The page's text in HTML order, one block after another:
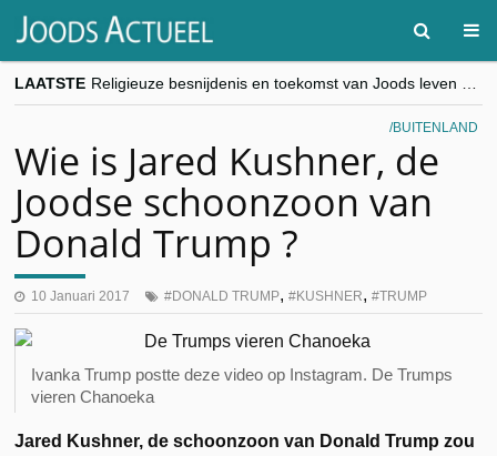
LAATSTE
“Besnijdenisdebat toont hoe moeilijk seculiere Westen minderheden begrijpt”, Jinnih Beels (Vooruit)
CITYTRIP | ROEMENIË – Boekarest: de verrassing van Oost-Europa
BUITENLAND
Wie is Jared Kushner, de
Joodse schoonzoon van
Donald Trump ?
10 Januari 2017 DONALD TRUMP, KUSHNER, TRUMP
Ivanka Trump postte deze video op Instagram. De Trumps
vieren Chanoeka
Jared Kushner, de schoonzoon van Donald Trump zou